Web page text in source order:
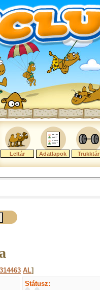
Leltár Adatlapok Trükktár
314463 AL]
Státusz: